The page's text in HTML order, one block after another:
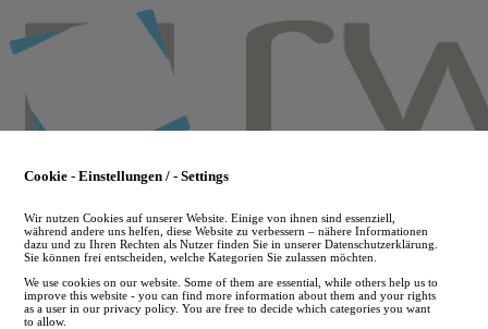
to
main
Cookie - Einstellungen / - Settings
Wir nutzen Cookies auf unserer Website. Einige von ihnen sind essenziell,
während andere uns helfen, diese Website zu verbessern – nähere Informationen
dazu und zu Ihren Rechten als Nutzer finden Sie in unserer Datenschutzerklärung.
Sie können frei entscheiden, welche Kategorien Sie zulassen möchten.
We use cookies on our website. Some of them are essential, while others help us to
improve this website - you can find more information about them and your rights
as a user in our privacy policy. You are free to decide which categories you want
to allow.